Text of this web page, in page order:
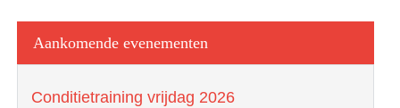
Aankomende evenementen
Conditietraining vrijdag 2026